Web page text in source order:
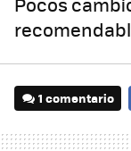
1 comentario